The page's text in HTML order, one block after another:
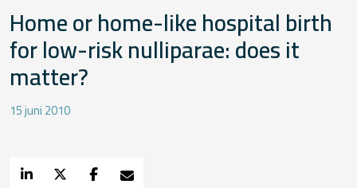
Home or home-like hospital birth
for low-risk nulliparae: does it
matter?
15 juni 2010